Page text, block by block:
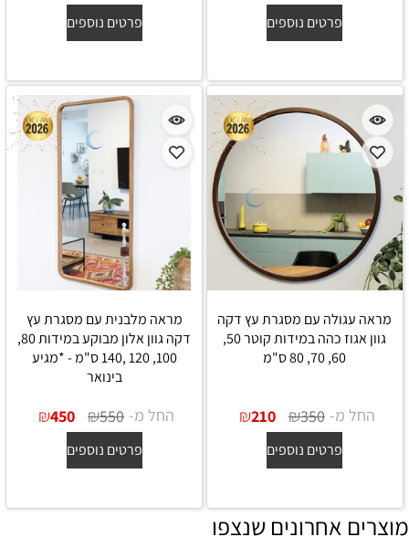
פרטים נוספים פרטים נוספים
מראה עגולה עם מסגרת עץ דקה
גוון אגוז כהה במידות קוטר 50,
60, 70, 80 ס"מ
החל מ- ₪350
₪210
פרטים נוספים
מראה מלבנית עם מסגרת עץ
דקה גוון אלון מבוקע במידות 80,
100, 120 ,140 ס"מ - *מגיע
בינואר
החל מ- ₪550
₪450
פרטים נוספים
מוצרים אחרונים שנצפו